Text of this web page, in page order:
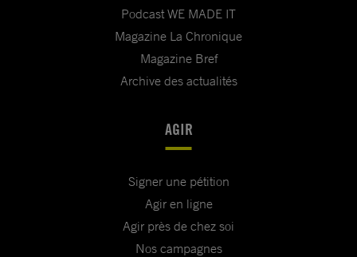
Podcast WE MADE IT
Magazine La Chronique
Magazine Bref
Archive des actualités
AGIR
Signer une pétition
Agir en ligne
Agir près de chez soi
Nos campagnes